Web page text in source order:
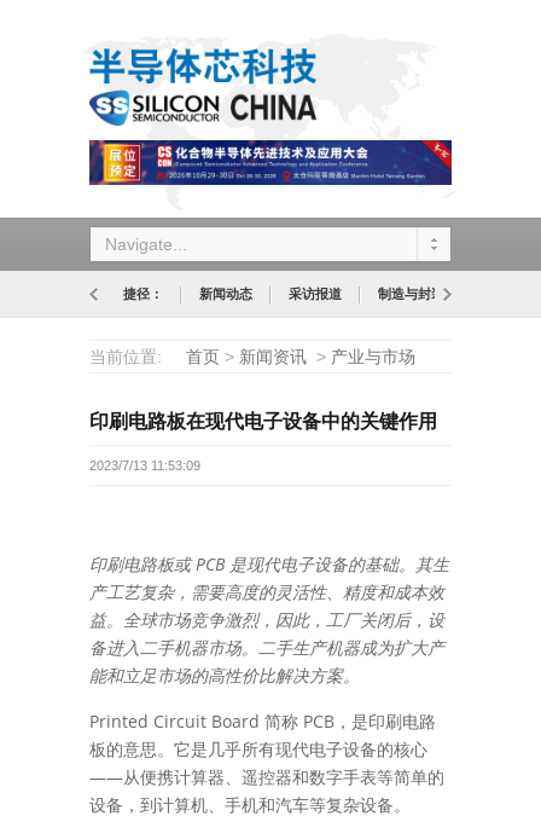
Navigate...
捷径： 新闻动态 采访报道 制造与封装
当前位置: 首页 > 新闻资讯 > 产业与市场
印刷电路板在现代电子设备中的关键作用
2023/7/13 11:53:09
印刷电路板或PCB 是现代电子设备的基础。其生
产工艺复杂，需要高度的灵活性、精度和成本效
益。全球市场竞争激烈，因此，工厂关闭后，设
备进入二手机器市场。二手生产机器成为扩大产
能和立足市场的高性价比解决方案。
Printed Circuit Board 简称 PCB ，是印刷电路
板的意思。它是几乎所有现代电子设备的核心
——从便携计算器、遥控器和数字手表等简单的
设备，到计算机、手机和汽车等复杂设备。